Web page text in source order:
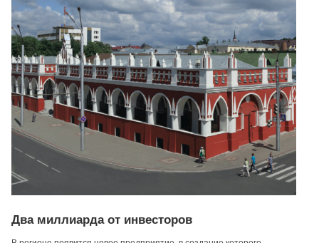
Два миллиарда от инвесторов